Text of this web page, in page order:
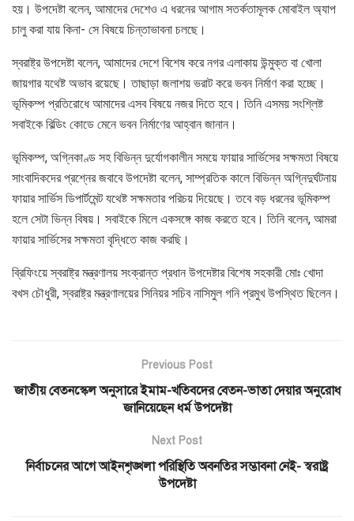
হয়। উপদেষ্টা বলেন, আমাদের দেশেও এ ধরনের আগাম সতর্কতামূলক মোবাইল অ্যাপ
চালু করা যায় কিনা- সে বিষয়ে চিন্তাভাবনা চলছে।
স্বরাষ্ট্র উপদেষ্টা বলেন, আমাদের দেশে বিশেষ করে নগর এলাকায় উন্মুক্ত বা খোলা
জায়গার যথেষ্ট অভাব রয়েছে। তাছাড়া জলাশয় ভরাট করে ভবন নির্মাণ করা হচ্ছে।
ভূমিকম্প প্রতিরোধে আমাদের এসব বিষয়ে নজর দিতে হবে। তিনি এসময় সংশ্লিষ্ট
সবাইকে বিল্ডিং কোডে মেনে ভবন নির্মাণের আহ্বান জানান।
ভূমিকম্প, অগ্নিকাণ্ড সহ বিভিন্ন দুর্যোগকালীন সময়ে ফায়ার সার্ভিসের সক্ষমতা বিষয়ে
সাংবাদিকদের প্রশ্নের জবাবে উপদেষ্টা বলেন, সাম্প্রতিক কালে বিভিন্ন অগ্নিদুর্ঘটনায়
ফায়ার সার্ভিস ডিপার্টমেন্ট যথেষ্ট সক্ষমতার পরিচয় দিয়েছে। তবে বড় ধরনের ভূমিকম্প
হলে সেটা ভিন্ন বিষয়। সবাইকে মিলে একসঙ্গে কাজ করতে হবে। তিনি বলেন, আমরা
ফায়ার সার্ভিসের সক্ষমতা বৃদ্ধিতে কাজ করছি।
ব্রিফিংয়ে স্বরাষ্ট্র মন্ত্রণালয় সংক্রান্ত প্রধান উপদেষ্টার বিশেষ সহকারী মোঃ খোদা
বখস চৌধুরী, স্বরাষ্ট্র মন্ত্রণালয়ের সিনিয়র সচিব নাসিমুল গনি প্রমুখ উপস্থিত ছিলেন।
Previous Post
জাতীয় বেতনস্কেল অনুসারে ইমাম-খতিবদের বেতন-ভাতা দেয়ার অনুরোধ
জানিয়েছেন ধর্ম উপদেষ্টা
Next Post
নির্বাচনের আগে আইনশৃঙ্খলা পরিস্থিতি অবনতির সম্ভাবনা নেই- স্বরাষ্ট্র
উপদেষ্টা